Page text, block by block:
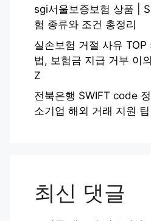
sgi서울보증보험 상품 |
험 종류와 조건 총정리
실손보험 거절 사유 TOP
법, 보험금 지급 거부 이
Z
전북은행 SWIFT code
소기업 해외 거래 지원
최신 댓글